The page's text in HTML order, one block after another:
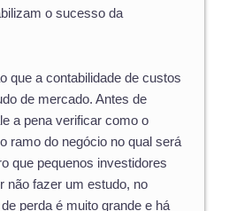
o sucesso da
que a contabilidade de custos
de mercado. Antes de
a pena verificar como o
ramo do negócio no qual será
que pequenos investidores
não fazer um estudo, no
perda é muito grande e há